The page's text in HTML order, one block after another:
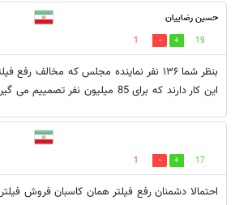
حسین رضاییان
19
1
بنظر شما ۱۳۶ نفر نماینده مجلس که مخالف
این کار دارند که برای 85 میلیون نفر تصمییم می گیرند
17
1
احتمالا دشمنان رفع فیلتر همان کاسبان فروش